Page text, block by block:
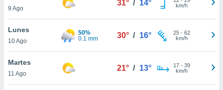
más
nuestra
y
9 Ago
31° / 14°
km/h
Lunes
10 Ago
50%
0.1 mm
30° / 16° 25- 62
km/h
Martes
11 Ago
21° / 13° 17- 39
km/h